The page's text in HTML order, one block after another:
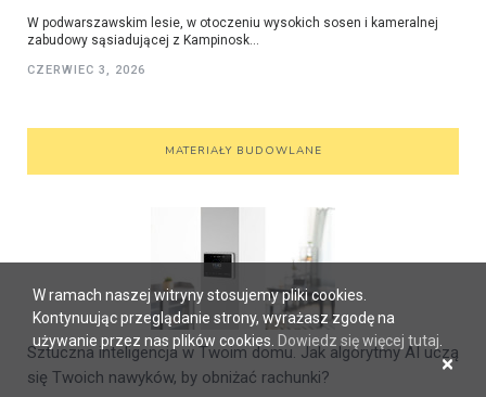
W podwarszawskim lesie, w otoczeniu wysokich sosen i kameralnej
zabudowy sąsiadującej z Kampinosk...
CZERWIEC 3, 2026
MATERIAŁY BUDOWLANE
Sztuczna inteligencja w Twoim domu. Jak algorytmy AI uczą
się Twoich nawyków, by obniżać rachunki?
W ramach naszej witryny stosujemy pliki cookies.
Kontynuując przeglądanie strony, wyrażasz zgodę na
używanie przez nas plików cookies. Dowiedz się więcej tutaj
×